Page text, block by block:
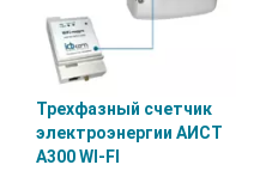
Трехфазный счетчик
электроэнергии АИСТ
А300 WI-FI